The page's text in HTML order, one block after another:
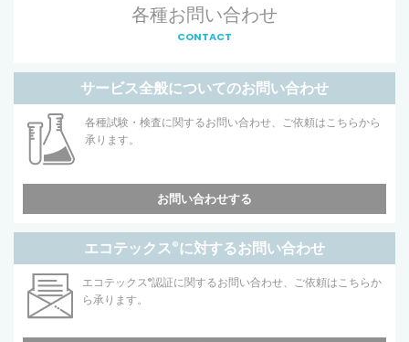
各種お問い合わせ
CONTACT
サービス全般についてのお問い合わせ
各種試験・検査に関するお問い合わせ、ご依頼はこちらから
承ります。
お問い合わせする
エコテックス®に対するお問い合わせ
エコテックス®認証に関するお問い合わせ、ご依頼はこちらか
ら承ります。